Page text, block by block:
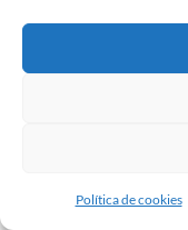
Política de cookies